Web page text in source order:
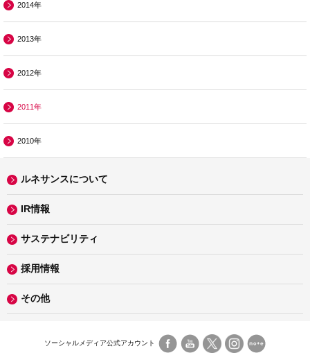
2014年
2013年
2012年
2011年
2010年
ルネサンスについて
IR情報
サステナビリティ
採用情報
その他
ソーシャルメディア公式アカウント